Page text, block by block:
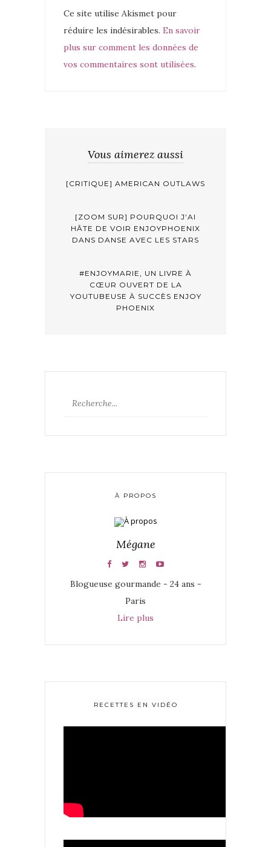
Ce site utilise Akismet pour
réduire les indésirables. En savoir
plus sur comment les données de
vos commentaires sont utilisées.
Vous aimerez aussi
[CRITIQUE] AMERICAN OUTLAWS
[ZOOM SUR] POURQUOI J’AI
HÂTE DE VOIR ENJOYPHOENIX
DANS DANSE AVEC LES STARS
#ENJOYMARIE, UN LIVRE À
CŒUR OUVERT DE LA
YOUTUBEUSE À SUCCÈS ENJOY
PHOENIX
À PROPOS
Mégane
Blogueuse gourmande - 24 ans -
Paris
Lire plus
RECETTES EN VIDÉO